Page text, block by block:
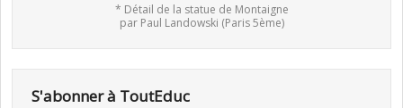
* Détail de la statue de Montaigne
par Paul Landowski (Paris 5ème)
S'abonner à ToutEduc